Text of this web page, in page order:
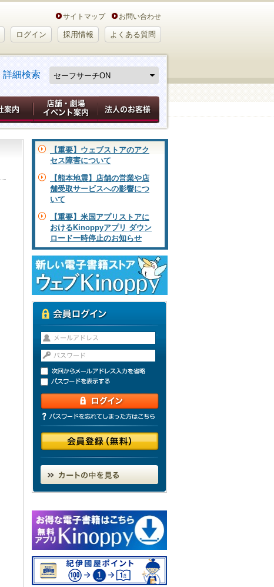
サイトマップ お問い合わせ
ログイン 採用情報 よくある質問
詳細検索
【重要】ウェブストアのアク
セス障害について
【熊本地震】店舗の営業や店
舗受取サービスへの影響につ
いて
【重要】米国アプリストアに
おけるKinoppyアプリ ダウン
ロード一時停止のお知らせ